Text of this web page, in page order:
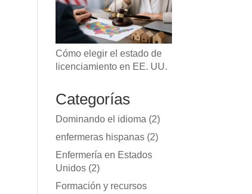
Cómo elegir el estado de
licenciamiento en EE. UU.
Categorías
Dominando el idioma (2)
enfermeras hispanas (2)
Enfermería en Estados
Unidos (2)
Formación y recursos